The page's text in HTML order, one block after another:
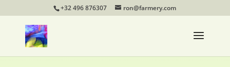
+32 496 876307 ron@farmery.com